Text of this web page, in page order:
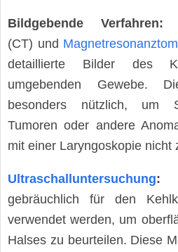
Bildgebende Verfahren:
(CT) und
detaillierte Bilder des
umgebenden Gewebe.
besonders nützlich, um
Tumoren oder andere
mit einer Laryngoskopie nicht
Ultraschalluntersuchung:
gebräuchlich für den
verwendet werden, um
Halses zu beurteilen. Diese